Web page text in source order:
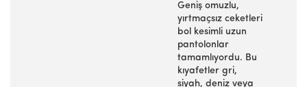
Geniş omuzlu,
yırtmaçsız ceketleri
bol kesimli uzun
pantolonlar
tamamlıyordu. Bu
kıyafetler gri,
siyah, deniz veya